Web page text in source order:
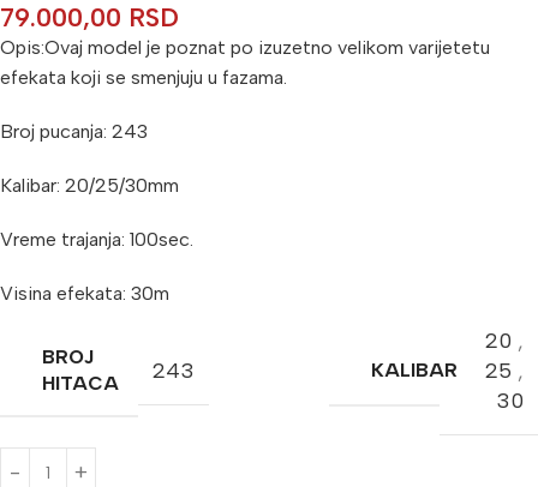
79.000,00 RSD
Opis:Ovaj model je poznat po izuzetno velikom varijetetu
efekata koji se smenjuju u fazama.
Broj pucanja: 243
Kalibar: 20/25/30mm
Vreme trajanja: 100sec.
Visina efekata: 30m
BROJ
HITACA
243 KALIBAR
20 ,
25 ,
30